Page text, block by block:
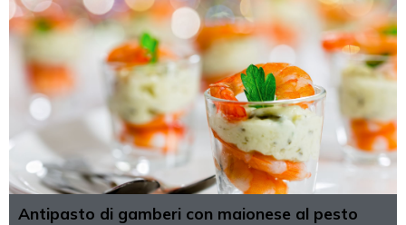
Antipasto di gamberi con maionese al pesto